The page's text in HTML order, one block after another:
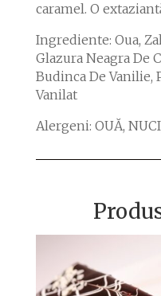
caramel. O
Ingrediente: Oua,
Glazura Neagra De
Budinca De Vanilie,
Vanilat
Alergeni: OUĂ,